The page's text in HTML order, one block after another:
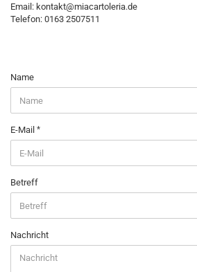
Email: kontakt@miacartoleria.de
Telefon: 0163 2507511
KONTAKT
Name
E-Mail
Betreff
Nachricht